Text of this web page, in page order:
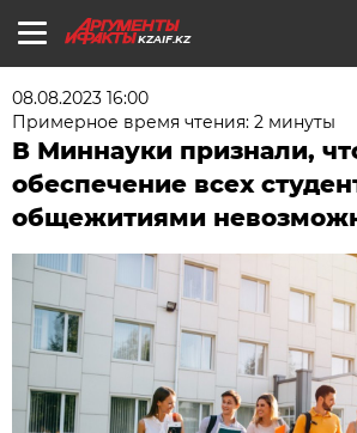
KZAIF.KZ
08.08.2023 16:00
Примерное время чтения: 2 минуты
В Миннауки признали,
обеспечение всех
общежитиями